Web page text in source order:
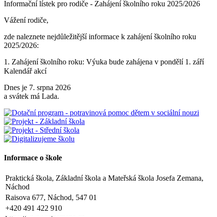
Informační lístek pro rodiče - Zahájení školního roku 2025/2026
Vážení rodiče,
zde naleznete nejdůležitější informace k zahájení školního roku
2025/2026:
1. Zahájení školního roku: Výuka bude zahájena v pondělí 1. září
2025. Tento den končí po 1. vyučovací hodině. Provoz školní
2. Výuka: Od úterý 2. září 2025 bude probíhat výuka denně od 8:00
3. Dohled: Od 11:25 do 12:30 bude zajištěn dohled nad žáky, kteří
půjdou na oběd nebo jsou přihlášeni do školní družiny.
hodin (pro žáky se schválenou přihláškou do ŠD).
projektu zapojeni, předloží škole platné potvrzení z Úřadu práce o
pobírání dávek hmotné nouze. Tito zákonní zástupci budou dne 2.
září 2025 kontaktováni vedením školy s podrobnějšími informacemi.
Kalendář akcí
Dnes je 7. srpna 2026
a svátek má Lada.
Informace o škole
Praktická škola, Základní škola a Mateřská škola Josefa Zemana,
Náchod
Raisova 677, Náchod, 547 01
+420 491 422 910